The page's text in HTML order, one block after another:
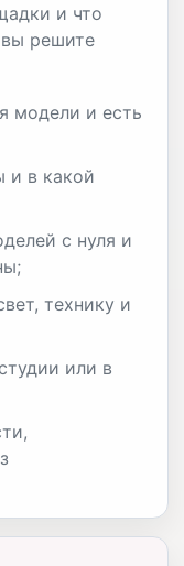
и что
вы решите
модели и есть
и в какой
с нуля и
технику и
или в